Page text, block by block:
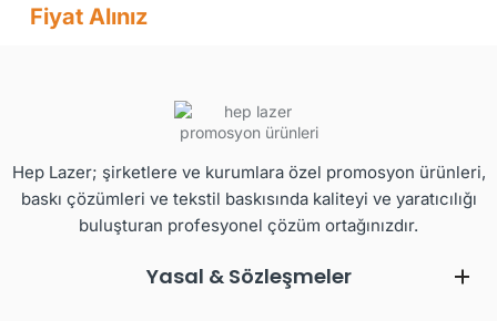
Fiyat Alınız
Hep Lazer; şirketlere ve kurumlara özel promosyon ürünleri,
baskı çözümleri ve tekstil baskısında kaliteyi ve yaratıcılığı
buluşturan profesyonel çözüm ortağınızdır.
Yasal & Sözleşmeler